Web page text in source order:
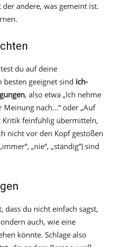
andere, was gemeint ist.
du auf deine
geeignet sind Ich-
, also etwa „Ich nehme
Meinung nach…“ oder „Auf
Kritik feinfühlig übermitteln,
nicht vor den Kopf gestoßen
„nie“, „ständig“) sind
dass du nicht einfach sagst,
auch, wie eine
könnte. Schlage also